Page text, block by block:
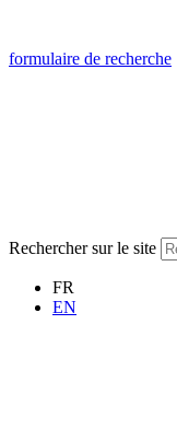
formulaire de recherche
Rechercher sur le site
FR
EN